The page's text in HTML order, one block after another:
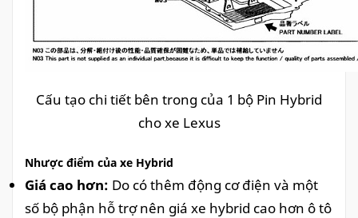
Cấu tạo chi tiết bên trong của 1 bộ Pin Hybrid
cho xe Lexus
Nhược điểm của xe Hybrid
Giá cao hơn: Do có thêm động cơ điện và một
số bộ phận hỗ trợ nên giá xe hybrid cao hơn ô tô